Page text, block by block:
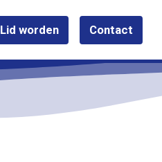
Lid worden Contact